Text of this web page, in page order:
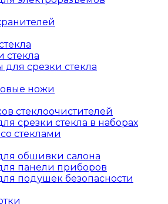
стекла
срезки стекла
ножи
стеклоочистителей
срезки стекла в наборах
стеклами
обшивки салона
панели приборов
подушек безопасности